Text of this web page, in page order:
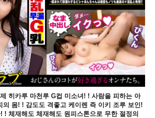
히카루 마천루 G컵 미소녀! ! 사람을 피하는 아
의 몸! ! 감도도 격좋고 케이렌 즉 이키 조루 보인!
! 체재해도 체재해도 원피스톤으로 무한 절정의